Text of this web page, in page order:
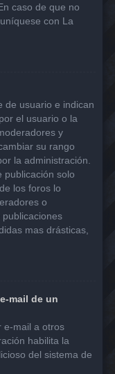
caso de que no
con La
de usuario e indican
el usuario o la
y
su rango
la administración.
publicación solo
los foros lo
o
mas drásticas,
mail de un
e-mail a otros
habilita la
del sistema de